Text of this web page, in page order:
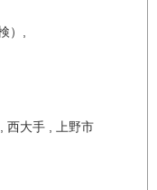
）
西大手 , 上野市